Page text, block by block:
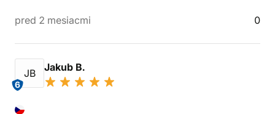
pred 2 mesiacmi 0
JB
6
Jakub B.